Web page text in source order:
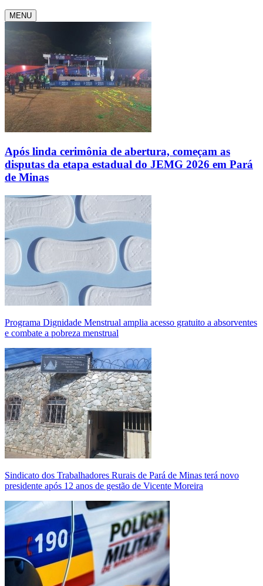
MENU
Após linda cerimônia de abertura, começam as
disputas da etapa estadual do JEMG 2026 em Pará
de Minas
Programa Dignidade Menstrual amplia acesso gratuito a absorventes
e combate a pobreza menstrual
Sindicato dos Trabalhadores Rurais de Pará de Minas terá novo
presidente após 12 anos de gestão de Vicente Moreira